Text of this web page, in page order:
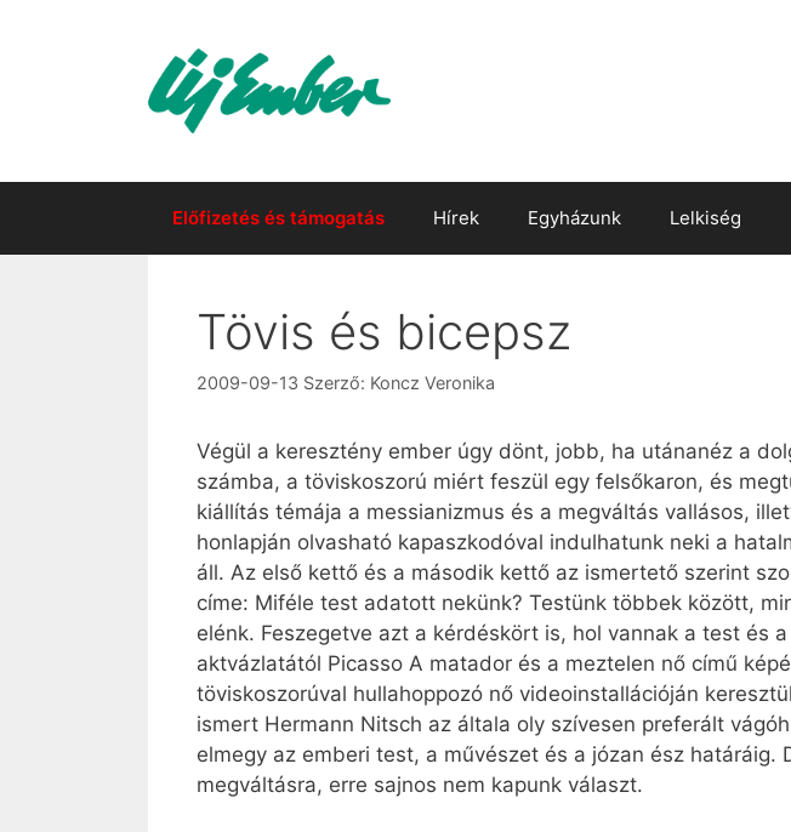
Előfizetés és támogatás Hírek Egyházunk Lelkiség
Tövis és bicepsz
2009-09-13 Szerző: Koncz Veronika
Végül a keresztény ember úgy dönt, jobb, ha utánanéz a
számba, a töviskoszorú miért feszül egy felsőkaron, és
kiállítás témája a messianizmus és a megváltás vallásos,
honlapján olvasható kapaszkodóval indulhatunk neki a
áll. Az első kettő és a második kettő az ismertető szerint
címe: Miféle test adatott nekünk? Testünk többek között,
elénk. Feszegetve azt a kérdéskört is, hol vannak a test és
aktvázlatától Picasso A matador és a meztelen nő című
töviskoszorúval hullahoppozó nő videoinstallációján
ismert Hermann Nitsch az általa oly szívesen preferált
elmegy az emberi test, a művészet és a józan ész
megváltásra, erre sajnos nem kapunk választ.